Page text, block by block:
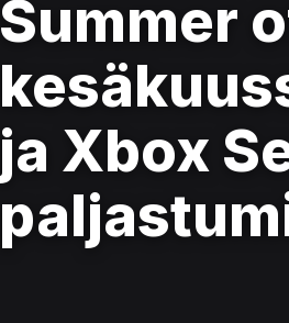
Summer
ja Xbox